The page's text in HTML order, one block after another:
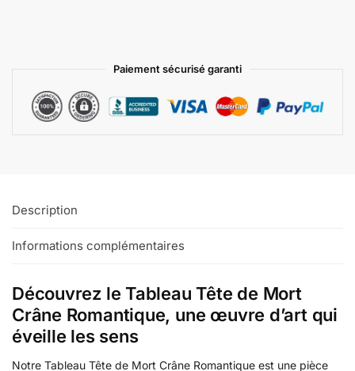
Paiement sécurisé garanti
Description
Informations complémentaires
Découvrez le Tableau Tête de Mort
Crâne Romantique, une œuvre d’art qui
éveille les sens
Notre Tableau Tête de Mort Crâne Romantique est une pièce